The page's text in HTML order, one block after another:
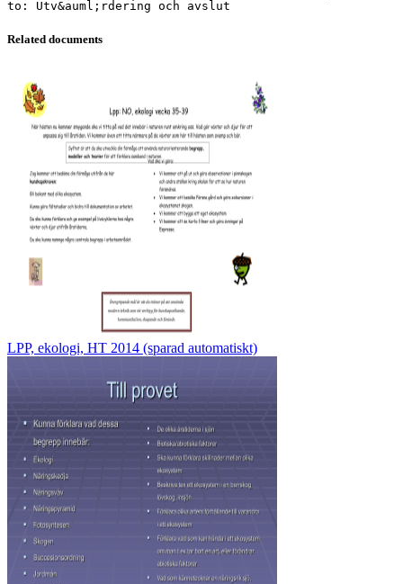
Related documents
LPP, ekologi, HT 2014 (sparad automatiskt)